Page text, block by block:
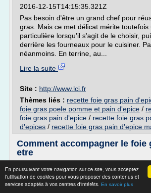
En poursuivant votre navigation sur ce site, vous acceptez
l'utilisation de cookies pour vous proposer des contenus et
services adaptés à vos centres d'intérêts. En savoir plus
2016-12-15T14:15:35.321Z
Pas besoin d'être un grand chef pour
gras. Mais ce met délicat mérite toutefois
particulière lorsqu'il s'agit de le choisir,
derrière les fourneaux pour le cuisiner.
néanmoins. En terrine, au...
Lire la suite
Site : http://www.lci.fr
Thèmes liés : recette foie gras pain
foie gras poele pomme et pain d'epice /
foie gras pain d'epice / recette foie gras
d'epices / recette foie gras pain d'epice
Comment accompagner le foie
etre
Comment accompagner le foie gras
22/12/2008
Cette année, c'est vous qui préparez le